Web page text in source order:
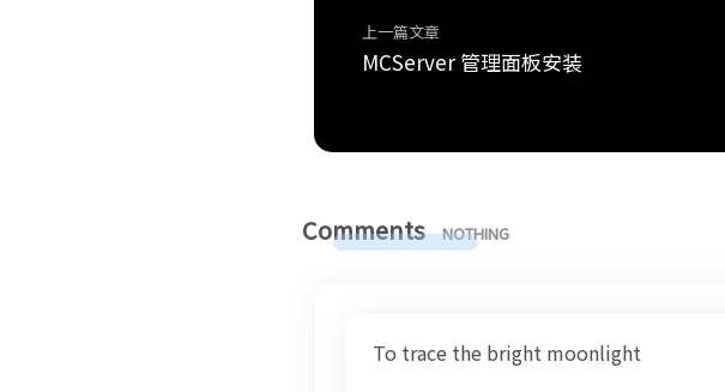
上一篇文章
MCServer 管理面板安装
Comments NOTHING
To trace the bright moonlight